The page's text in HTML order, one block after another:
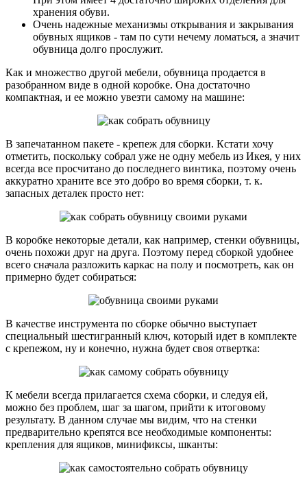
хранения обуви.
Очень надежные механизмы открывания и закрывания
обувных ящиков - там по сути нечему ломаться, а значит
обувница долго прослужит.
Как и множество другой мебели, обувница продается в
разобранном виде в одной коробке. Она достаточно
компактная, и ее можно увезти самому на машине:
В запечатанном пакете - крепеж для сборки. Кстати хочу
отметить, поскольку собрал уже не одну мебель из Икея, у них
всегда все просчитано до последнего винтика, поэтому очень
аккуратно храните все это добро во время сборки, т. к.
запасных деталек просто нет:
В коробке некоторые детали, как например, стенки обувницы,
очень похожи друг на друга. Поэтому перед сборкой удобнее
всего сначала разложить каркас на полу и посмотреть, как он
примерно будет собираться:
В качестве инструмента по сборке обычно выступает
специальный шестигранный ключ, который идет в комплекте
с крепежом, ну и конечно, нужна будет своя отвертка:
К мебели всегда прилагается схема сборки, и следуя ей,
можно без проблем, шаг за шагом, прийти к итоговому
результату. В данном случае мы видим, что на стенки
предварительно крепятся все необходимые компоненты:
крепления для ящиков, минификсы, шканты: